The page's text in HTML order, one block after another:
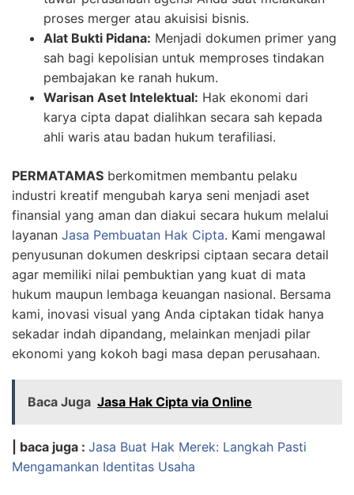
proses merger atau akuisisi bisnis.
Alat Bukti Pidana: Menjadi dokumen primer yang
sah bagi kepolisian untuk memproses tindakan
pembajakan ke ranah hukum.
Warisan Aset Intelektual: Hak ekonomi dari
karya cipta dapat dialihkan secara sah kepada
ahli waris atau badan hukum terafiliasi.
PERMATAMAS berkomitmen membantu pelaku
industri kreatif mengubah karya seni menjadi aset
finansial yang aman dan diakui secara hukum melalui
layanan Jasa Pembuatan Hak Cipta. Kami mengawal
penyusunan dokumen deskripsi ciptaan secara detail
agar memiliki nilai pembuktian yang kuat di mata
hukum maupun lembaga keuangan nasional. Bersama
kami, inovasi visual yang Anda ciptakan tidak hanya
sekadar indah dipandang, melainkan menjadi pilar
ekonomi yang kokoh bagi masa depan perusahaan.
Baca Juga Jasa Hak Cipta via Online
| baca juga : Jasa Buat Hak Merek: Langkah Pasti
Mengamankan Identitas Usaha